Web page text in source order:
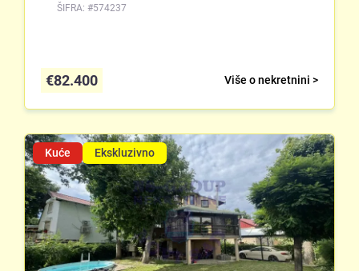
ŠIFRA: #574237
Više o nekretnini >
€82.400
Kuće Ekskluzivno